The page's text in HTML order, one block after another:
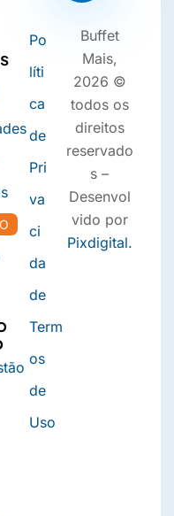
Po
líti
ca
de
Pri
va
ci
da
de
Term
os
de
Uso
Buffet
Mais,
2026 ©
todos os
direitos
reservado
s –
Desenvol
vido por
Pixdigital.